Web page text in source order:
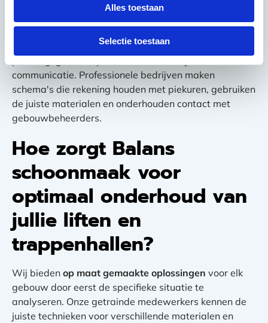
Alles toestaan
Selectie toestaan
onderhoudswerkzaamheden en moeten communiceren
over eventuele problemen die ze tegenkomen.
Deze uitdagingen worden overwonnen door goede
communicatie. Professionele bedrijven maken
schema's die rekening houden met piekuren, gebruiken
de juiste materialen en onderhouden contact met
gebouwbeheerders.
Hoe zorgt Balans
schoonmaak voor
optimaal onderhoud van
jullie liften en
trappenhallen?
Wij bieden op maat gemaakte oplossingen voor elk
gebouw door eerst de specifieke situatie te
analyseren. Onze getrainde medewerkers kennen de
juiste technieken voor verschillende materialen en